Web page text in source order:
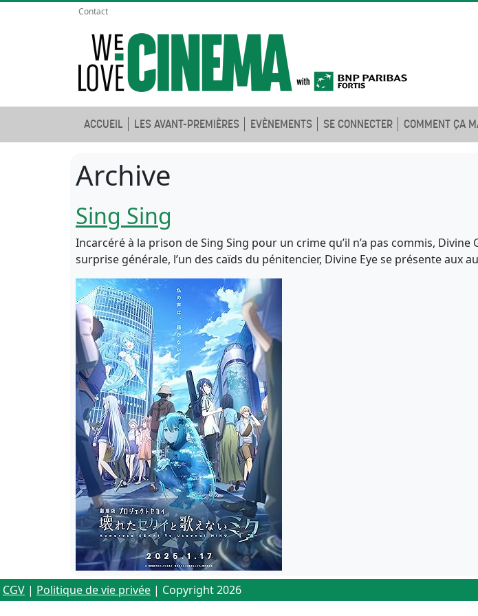
Contact
ACCUEIL LES AVANT-PREMIÈRES EVÈNEMENTS SE CONNECTER COMMENT ÇA
Archive
Sing Sing
Incarcéré à la prison de Sing Sing pour un crime qu’il n’a pas commis,
surprise générale, l’un des caïds du pénitencier, Divine Eye se présente aux
CGV | Politique de vie privée | Copyright 2026